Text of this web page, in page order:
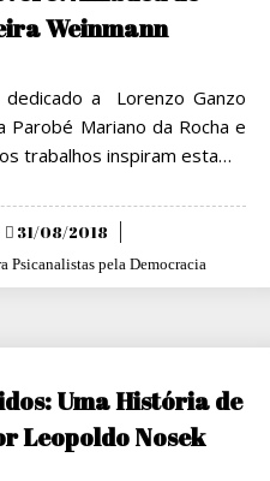
Weinmann
a Lorenzo Ganzo
Parobé Mariano da Rocha e
trabalhos inspiram esta…
Posted
31/08/2018
Psicanalistas pela Democracia
Uma História de
Leopoldo Nosek